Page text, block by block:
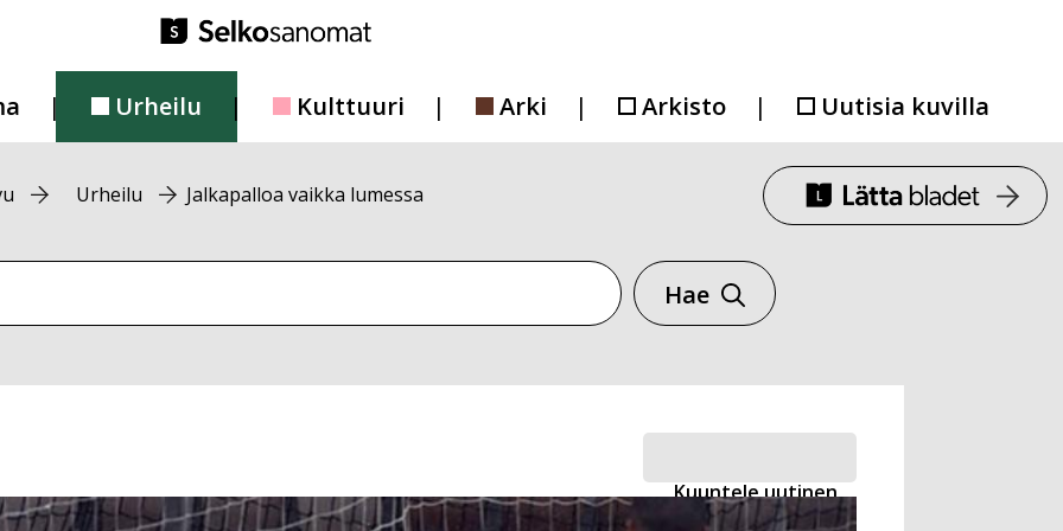
Urheilu Kulttuuri Arki Arkisto Uutisia kuvilla
Urheilu Jalkapalloa vaikka lumessa
Hae
Kuuntele uutinen